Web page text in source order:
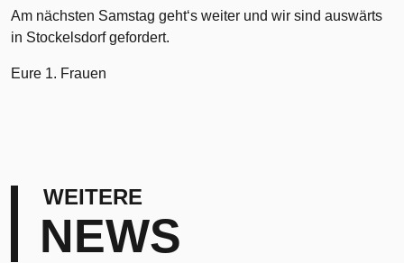
Am nächsten Samstag geht‘s weiter und wir sind auswärts
in Stockelsdorf gefordert.
Eure 1. Frauen
WEITERE
NEWS